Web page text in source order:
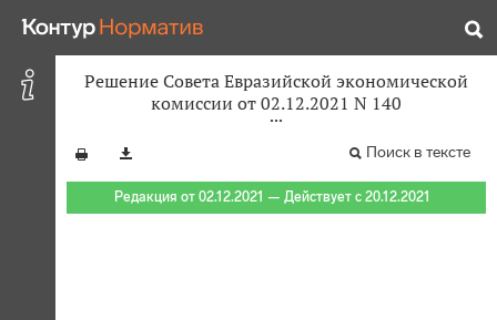
Решение Совета Евразийской экономической
комиссии от 02.12.2021 N 140
Поиск в тексте
Редакция от 02.12.2021 — Действует с 20.12.2021